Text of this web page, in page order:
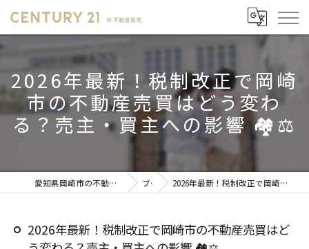
2026年最新！税制改正で岡崎
市の不動産売買はどう変わ
る？売主・買主への影響 🏘️⚖️
愛知県岡崎市の不動産売却ならセンチュリー21 W不動産販売 ブログ 2026年最新！税制改正で岡崎市の不動産売買はどう変わる？売主・買主への影響 🏘️⚖️
2026年最新！税制改正で岡崎市の不動産売買はど